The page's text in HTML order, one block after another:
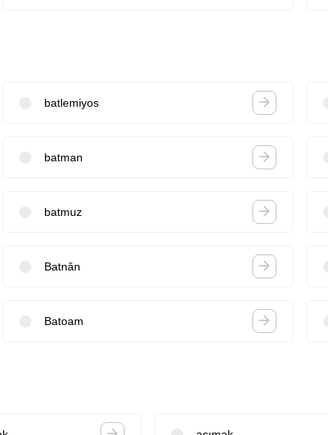
batlemiyos
batman
batmuz
Batnân
Batoam